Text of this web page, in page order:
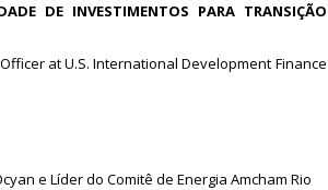
DE INVESTIMENTOS PARA TRANSIÇÃO
at U.S. International Development Finance
e Líder do Comitê de Energia Amcham Rio